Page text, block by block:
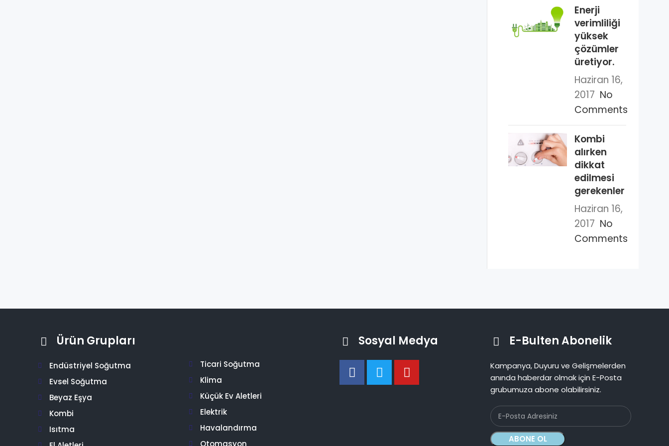
Enerji
verimliliği
yüksek
çözümler
üretiyor.
Haziran 16,
2017 No
Comments
Kombi
alırken
dikkat
edilmesi
gerekenler
Haziran 16,
2017 No
Comments
Ürün Grupları
Endüstriyel Soğutma
Evsel Soğutma
Beyaz Eşya
Kombi
Isıtma
Ticari Soğutma
Klima
Küçük Ev Aletleri
Elektrik
Havalandırma
Otomasyon
Sosyal Medya E-Bulten Abonelik
Kampanya, Duyuru ve Gelişmelerden
anında haberdar olmak için E-Posta
grubumuza abone olabilirsiniz.